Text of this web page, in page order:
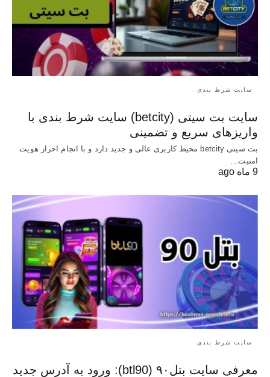
سایت شرط بندی
سایت بت سیتی (betcity) سایت شرط بندی با
واریزهای سریع و تضمینی
بت سیتی betcity محیط کاربری عالی و جدید دارد و با انجام احراز هویت
امنیت…
9 ماه ago
سایت شرط بندی
معرفی سایت بتل۹۰ (btl90): ورود به آدرس جدید